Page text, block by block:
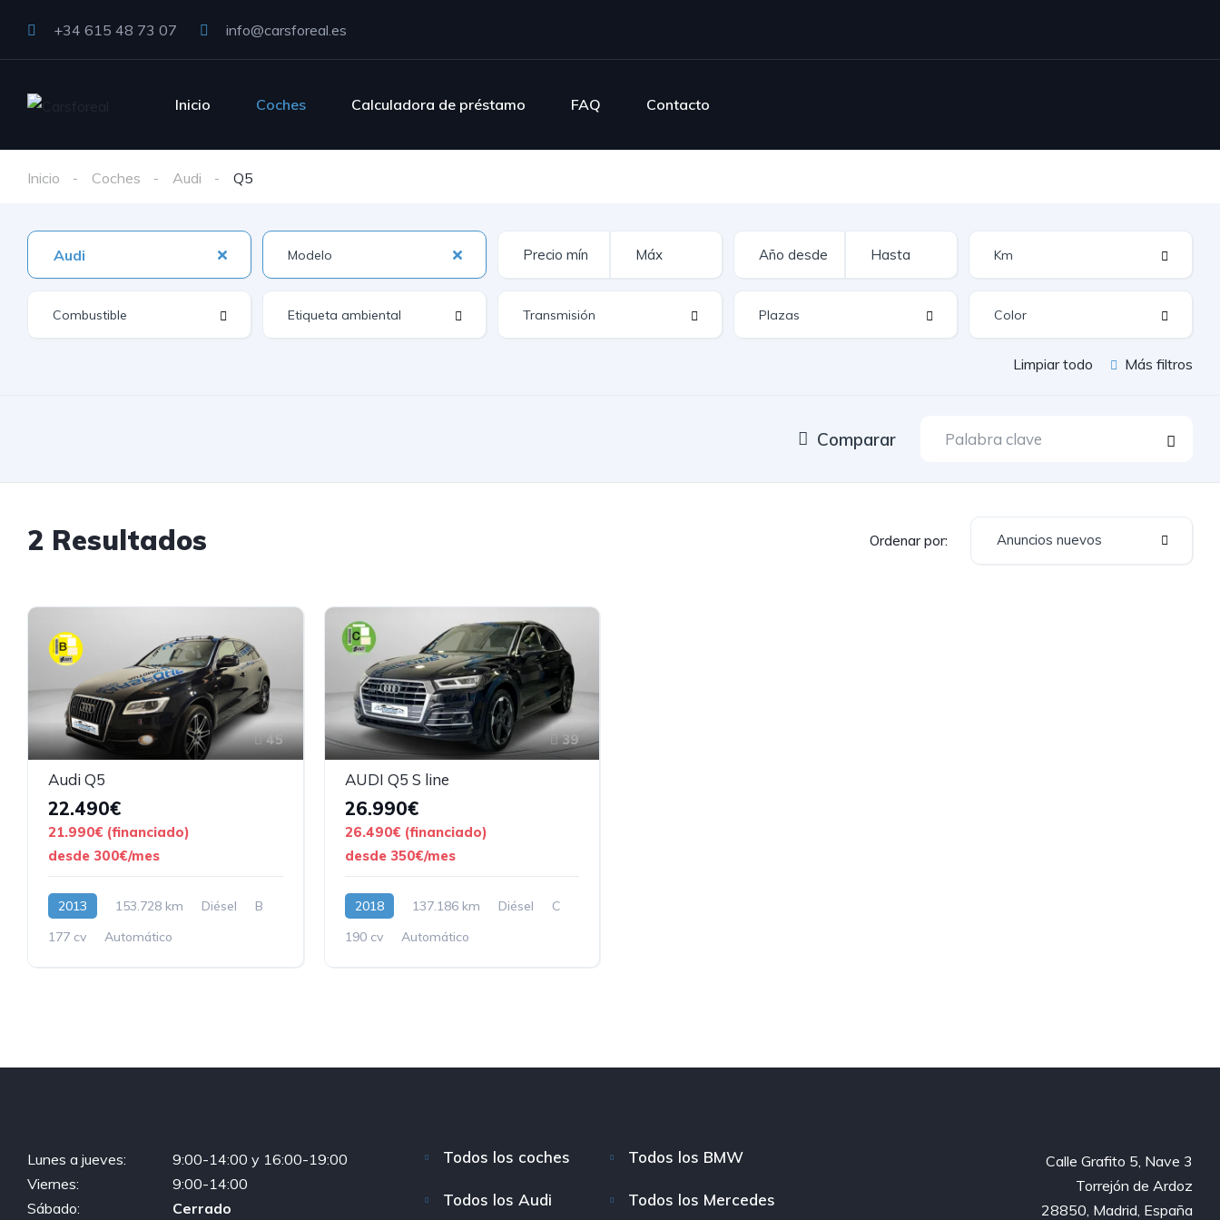
+34 615 48 73 07 info@carsforeal.es
Inicio Coches Calculadora de préstamo FAQ Contacto
Inicio Coches Audi Q5
Audi
Limpiar todo Más filtros
Comparar
2 Resultados Ordenar por: Anuncios nuevos
45
Audi Q5
22.490€
21.990€ (financiado)
desde 300€/mes
2013 153.728 km Diésel
B
177 cv
Automático
39
AUDI Q5 S line
26.990€
26.490€ (financiado)
desde 350€/mes
2018 137.186 km Diésel
C
190 cv
Automático
Lunes a jueves:
9:00-14:00 y 16:00-19:00
Viernes:
9:00-14:00
Sábado:
Cerrado
Todos los coches Todos los BMW
Todos los Audi Todos los Mercedes
Calle Grafito 5, Nave 3
Torrejón de Ardoz
28850, Madrid, España